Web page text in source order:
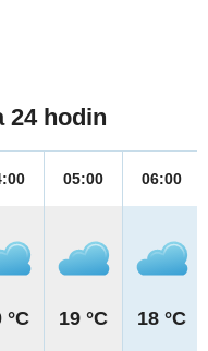
24 hodin
°C
05:00
19 °C
06:00
18 °C